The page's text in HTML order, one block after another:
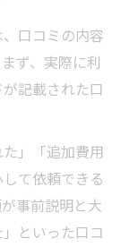
口コミの内容
ず、実際に利
記載された口
」「追加費用
て依頼できる
事前説明と大
といった口コ